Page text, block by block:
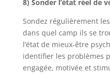
8) Sonder l’état réel de
Sondez régulièrement
dans quel camp ils se
l’état de mieux-être
identifier les problèmes
engagée, motivée et